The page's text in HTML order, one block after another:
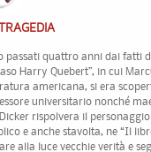
passati quattro anni dai fatti
Harry Quebert”, in cui
americana, si era
universitario nonché
rispolvera il
e anche stavolta, ne “Il
alla luce vecchie verità e